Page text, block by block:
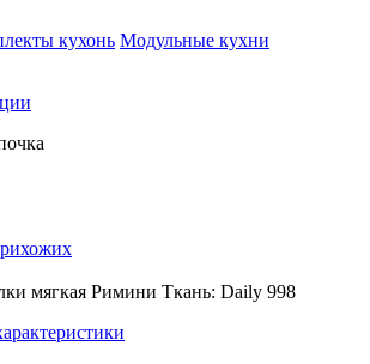
кухонь Модульные кухни
мягкая Римини Ткань: Daily 998